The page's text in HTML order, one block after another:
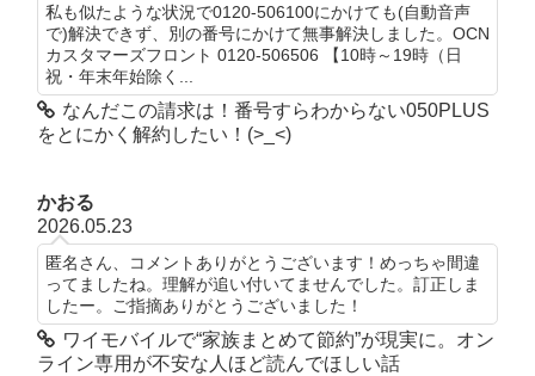
私も似たような状況で0120-506100にかけても(自動音声
で)解決できず、別の番号にかけて無事解決しました。OCN
カスタマーズフロント 0120-506506 【10時～19時（日
祝・年末年始除く...
なんだこの請求は！番号すらわからない050PLUS
をとにかく解約したい！(>_<)
かおる
2026.05.23
匿名さん、コメントありがとうございます！めっちゃ間違
ってましたね。理解が追い付いてませんでした。訂正しま
したー。ご指摘ありがとうございました！
ワイモバイルで“家族まとめて節約”が現実に。オン
ライン専用が不安な人ほど読んでほしい話